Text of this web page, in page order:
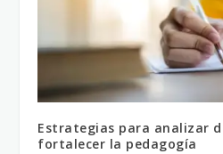
Estrategias para analizar
fortalecer la pedagogía